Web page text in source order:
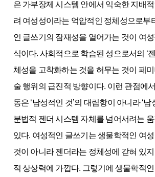
은 가부장제 시스템 안에서 익숙한 지배적
려 여성성이라는 억압적인 정체성으로부
인 글쓰기의 잠재성을 열어가는 것이 여
식이다. 사회적으로 학습된 성으로서의 ‘
체성을 고착화하는 것을 허무는 것이 페
술 행위의 급진적 방향이다. 이런 관점에
동은 ‘남성적인 것’의 대립항이 아니라 ‘남
분법적 젠더 시스템 자체를 넘어서려는
있다. 여성적인 글쓰기는 생물학적인 여
것이 아니라 젠더라는 정체성에 갇혀 있
적 상상력에 가깝다. 그렇기에 생물학적